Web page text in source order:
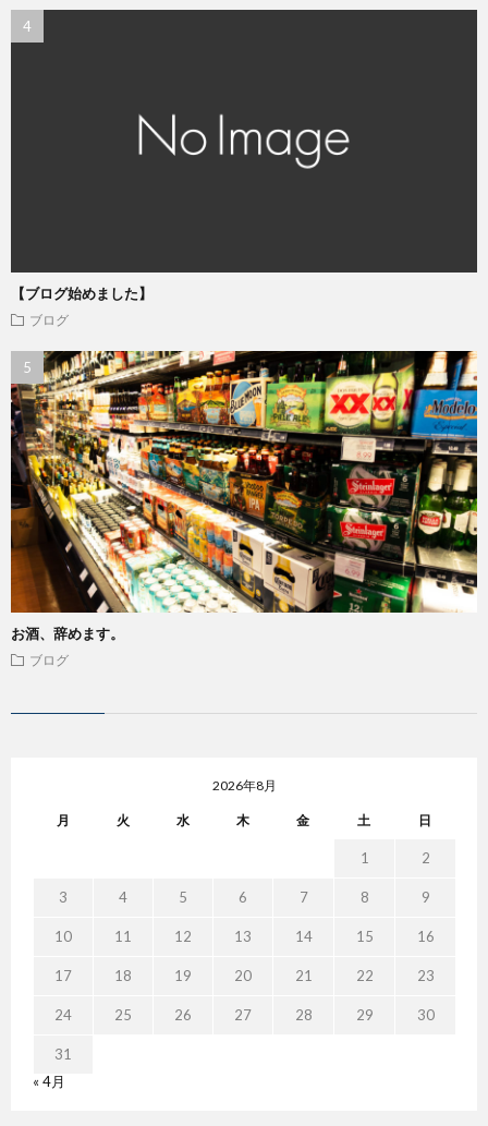
【ブログ始めました】
ブログ
お酒、辞めます。
ブログ
2026年8月
月 火 水 木 金 土 日
1 2
3 4 5 6 7 8 9
10 11 12 13 14 15 16
17 18 19 20 21 22 23
24 25 26 27 28 29 30
31
« 4月